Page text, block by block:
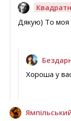
Дякую) То моя
Хороша у